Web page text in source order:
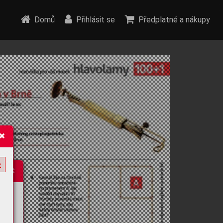
Domů Přihlásit se Předplatné a nákupy